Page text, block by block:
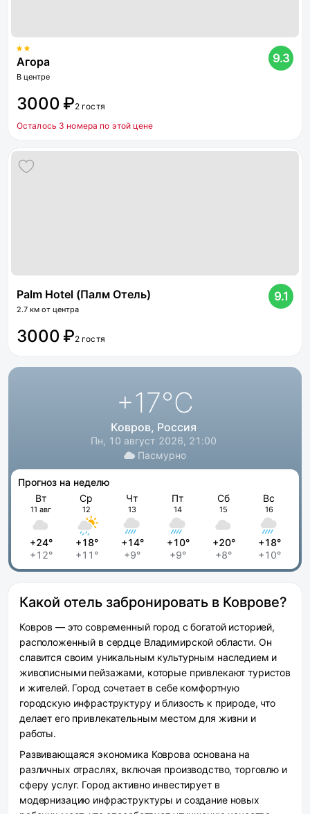
Агора
В центре
9.3
3000 ₽2 гостя
Осталось 3 номера по этой цене
Palm Hotel (Палм Отель)
2.7 км от центра
9.1
3000 ₽2 гостя
+17°C
Ковров, Россия
Пн, 10 август 2026, 21:00
Пасмурно
Прогноз на неделю
Вт
11 авг
+24°
+12°
Ср
12
+18°
+11°
Чт
13
+14°
+9°
Пт
14
+10°
+9°
Сб
15
+20°
+8°
Вс
16
+18°
+10°
Какой отель забронировать в Коврове?
Ковров — это современный город с богатой историей,
расположенный в сердце Владимирской области. Он
славится своим уникальным культурным наследием и
живописными пейзажами, которые привлекают туристов
и жителей. Город сочетает в себе комфортную
городскую инфраструктуру и близость к природе, что
делает его привлекательным местом для жизни и
работы.
Развивающаяся экономика Коврова основана на
различных отраслях, включая производство, торговлю и
сферу услуг. Город активно инвестирует в
модернизацию инфраструктуры и создание новых